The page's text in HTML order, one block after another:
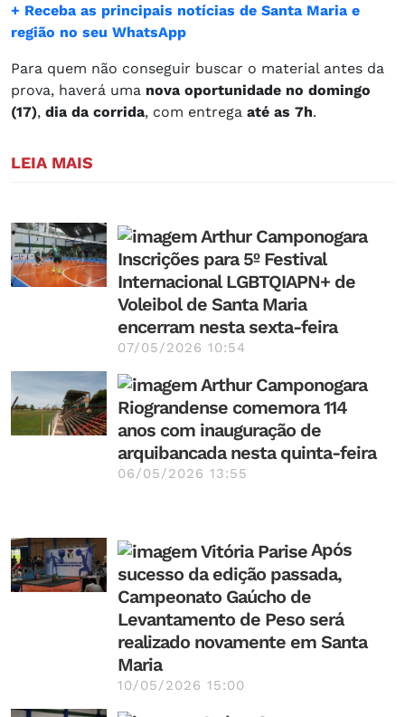
+ Receba as principais notícias de Santa Maria e
região no seu WhatsApp
Para quem não conseguir buscar o material antes da
prova, haverá uma nova oportunidade no domingo
(17), dia da corrida, com entrega até as 7h.
LEIA MAIS
Inscrições para 5º Festival
Internacional LGBTQIAPN+ de
Voleibol de Santa Maria
encerram nesta sexta-feira
07/05/2026 10:54
Riograndense comemora 114
anos com inauguração de
arquibancada nesta quinta-feira
06/05/2026 13:55
Após
sucesso da edição passada,
Campeonato Gaúcho de
Levantamento de Peso será
realizado novamente em Santa
Maria
10/05/2026 15:00